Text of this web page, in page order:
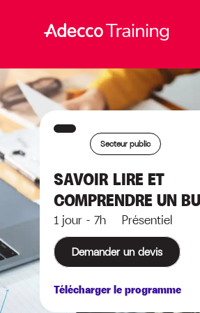
Secteur public
SAVOIR LIRE ET
COMPRENDRE UN
1 jour - 7h Présentiel
Demander un devis
Télécharger le programme